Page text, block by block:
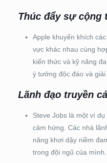
Thúc đẩy sự cộng
Apple khuyến khích
vực khác nhau cùng
kiến thức và kỹ năng
ý tưởng độc đáo và giải
Lãnh đạo truyền
Steve Jobs là một ví
cảm hứng. Các nhà
năng khơi dậy niềm
trong đội ngũ của mình.